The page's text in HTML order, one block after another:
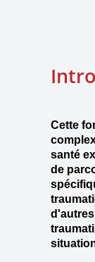
Intro
Cette
santé
de